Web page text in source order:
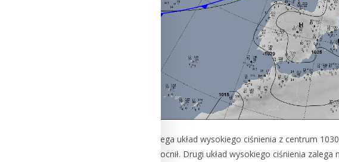
Nad Europą zachodnią zalega układ wysokiego ciśnienia z centrum
ostatniej doby wyż się umocnił. Drugi układ wysokiego ciśnienia